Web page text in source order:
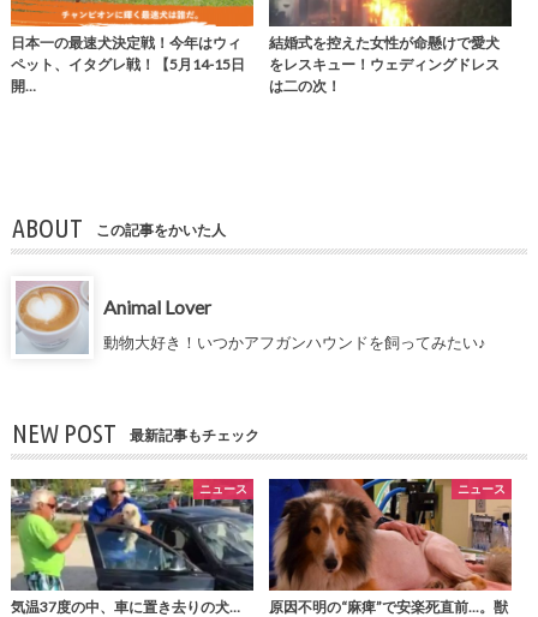
日本一の最速犬決定戦！今年はウィ
ペット、イタグレ戦！【5月14-15日
開…
結婚式を控えた女性が命懸けで愛犬
をレスキュー！ウェディングドレス
は二の次！
ABOUT この記事をかいた人
Animal Lover
動物大好き！いつかアフガンハウンドを飼ってみたい♪
NEW POST 最新記事もチェック
ニュース
気温37度の中、車に置き去りの犬…
ニュース
原因不明の“麻痺”で安楽死直前...。獣